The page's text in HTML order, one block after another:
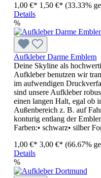
1,00 €* 1,50 €* (33.33%
Details
%
Aufkleber Darme Emblem
Deine Skyline als
Aufkleber benutzen wir
im aufwendigen
sind unsere Aufkleber
einen langen Halt, egal ob
Außenbereich z. B. auf
konturig entlang der
Farben:• schwarz• silber
1,00 €* 3,00 €* (66.67%
Details
%